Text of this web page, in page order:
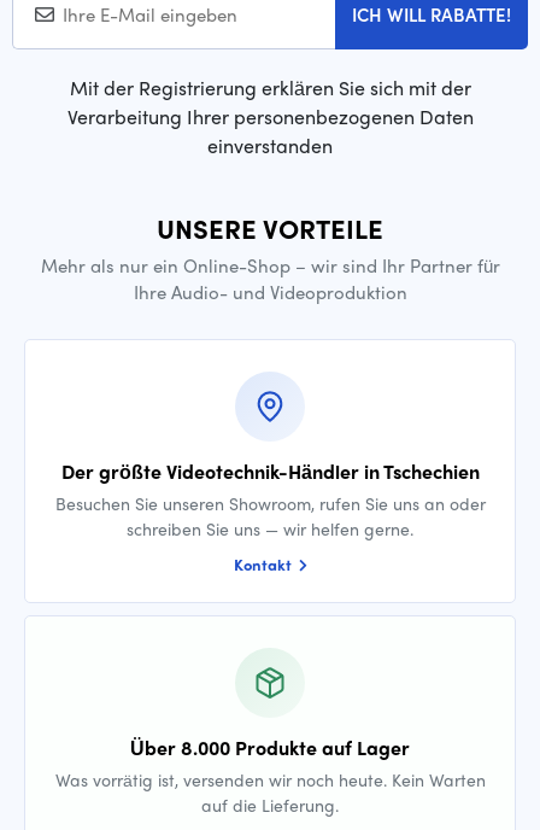
ICH WILL RABATTE!
Mit der Registrierung erklären Sie sich mit der
Verarbeitung Ihrer personenbezogenen Daten
einverstanden
UNSERE VORTEILE
Mehr als nur ein Online-Shop – wir sind Ihr Partner für
Ihre Audio- und Videoproduktion
Der größte Videotechnik-Händler in Tschechien
Besuchen Sie unseren Showroom, rufen Sie uns an oder
schreiben Sie uns — wir helfen gerne.
Kontakt
Über 8.000 Produkte auf Lager
Was vorrätig ist, versenden wir noch heute. Kein Warten
auf die Lieferung.